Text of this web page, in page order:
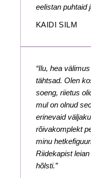
eelistan puhtaid
KAIDI SILM
“Ilu, hea
tähtsad. Olen
soeng, riietus
mul on olnud
erinevaid
rõivakomplekt
minu
Riidekapist
hõlsti.”